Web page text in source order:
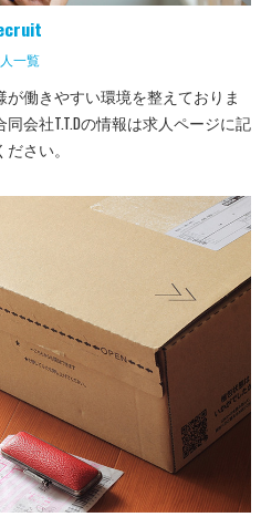
一覧
働きやすい環境を整えておりま
会社T.T.Dの情報は求人ページに記
さい。